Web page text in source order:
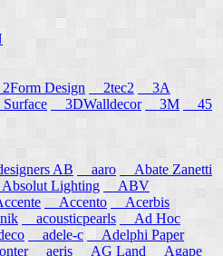
Design 2tec2
3A
3DWalldecor 3M
45
AB aaro
Abate Zanetti
Lighting
ABV
Accento
Acerbis
acousticpearls
Ad Hoc
adele-c
Adelphi Paper
aeris AG Land Agape